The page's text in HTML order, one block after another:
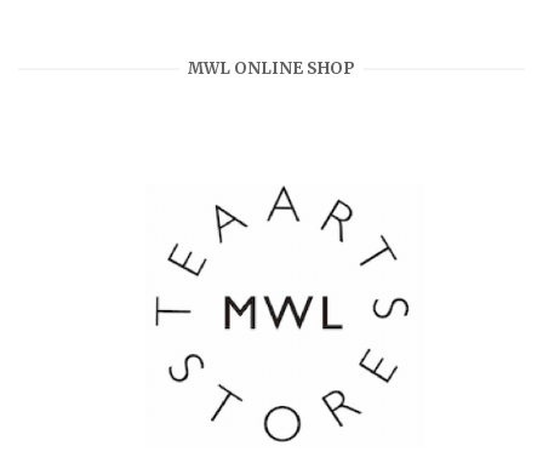
MWL ONLINE SHOP